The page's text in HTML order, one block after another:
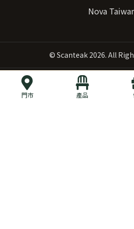
門市 產品
Nova
© Scanteak2026. All